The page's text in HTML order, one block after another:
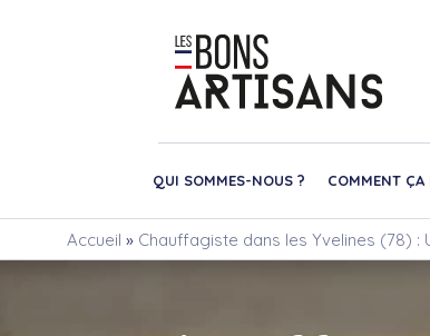
QUI SOMMES-NOUS ? COMMENT ÇA
Accueil » Chauffagiste dans les Yvelines (78)